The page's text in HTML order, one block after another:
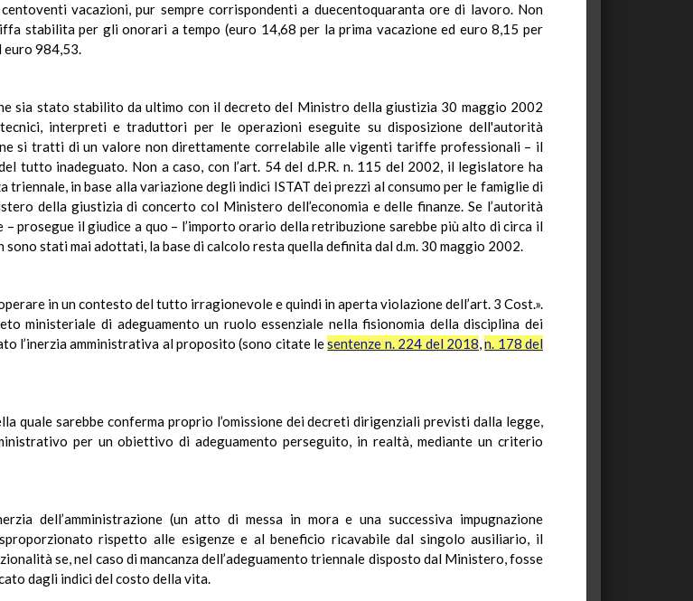
vacazioni, pur sempre corrispondenti a duecentoquaranta ore di lavoro. Non
stabilita per gli onorari a tempo (euro 14,68 per la prima vacazione ed euro 8,15 per
euro 984,53.
sia stato stabilito da ultimo con il decreto del Ministro della giustizia 30 maggio 2002
interpreti e traduttori per le operazioni eseguite su disposizione dell'autorità
si tratti di un valore non direttamente correlabile alle vigenti tariffe professionali – il
tutto inadeguato. Non a caso, con l’art. 54 del d.P.R. n. 115 del 2002, il legislatore ha
in base alla variazione degli indici ISTAT dei prezzi al consumo per le famiglie di
della giustizia di concerto col Ministero dell’economia e delle finanze. Se l’autorità
prosegue il giudice a quo – l’importo orario della retribuzione sarebbe più alto di circa il
stati mai adottati, la base di calcolo resta quella definita dal d.m. 30 maggio 2002.
in un contesto del tutto irragionevole e quindi in aperta violazione dell’art. 3 Cost.».
ministeriale di adeguamento un ruolo essenziale nella fisionomia della disciplina dei
l’inerzia amministrativa al proposito (sono citate lesentenze n. 224 del 2018,n. 178 del
quale sarebbe conferma proprio l’omissione dei decreti dirigenziali previsti dalla legge,
per un obiettivo di adeguamento perseguito, in realtà, mediante un criterio
dell’amministrazione (un atto di messa in mora e una successiva impugnazione
rispetto alle esigenze e al beneficio ricavabile dal singolo ausiliario, il
se, nel caso di mancanza dell’adeguamento triennale disposto dal Ministero, fosse
dagli indici del costo della vita.